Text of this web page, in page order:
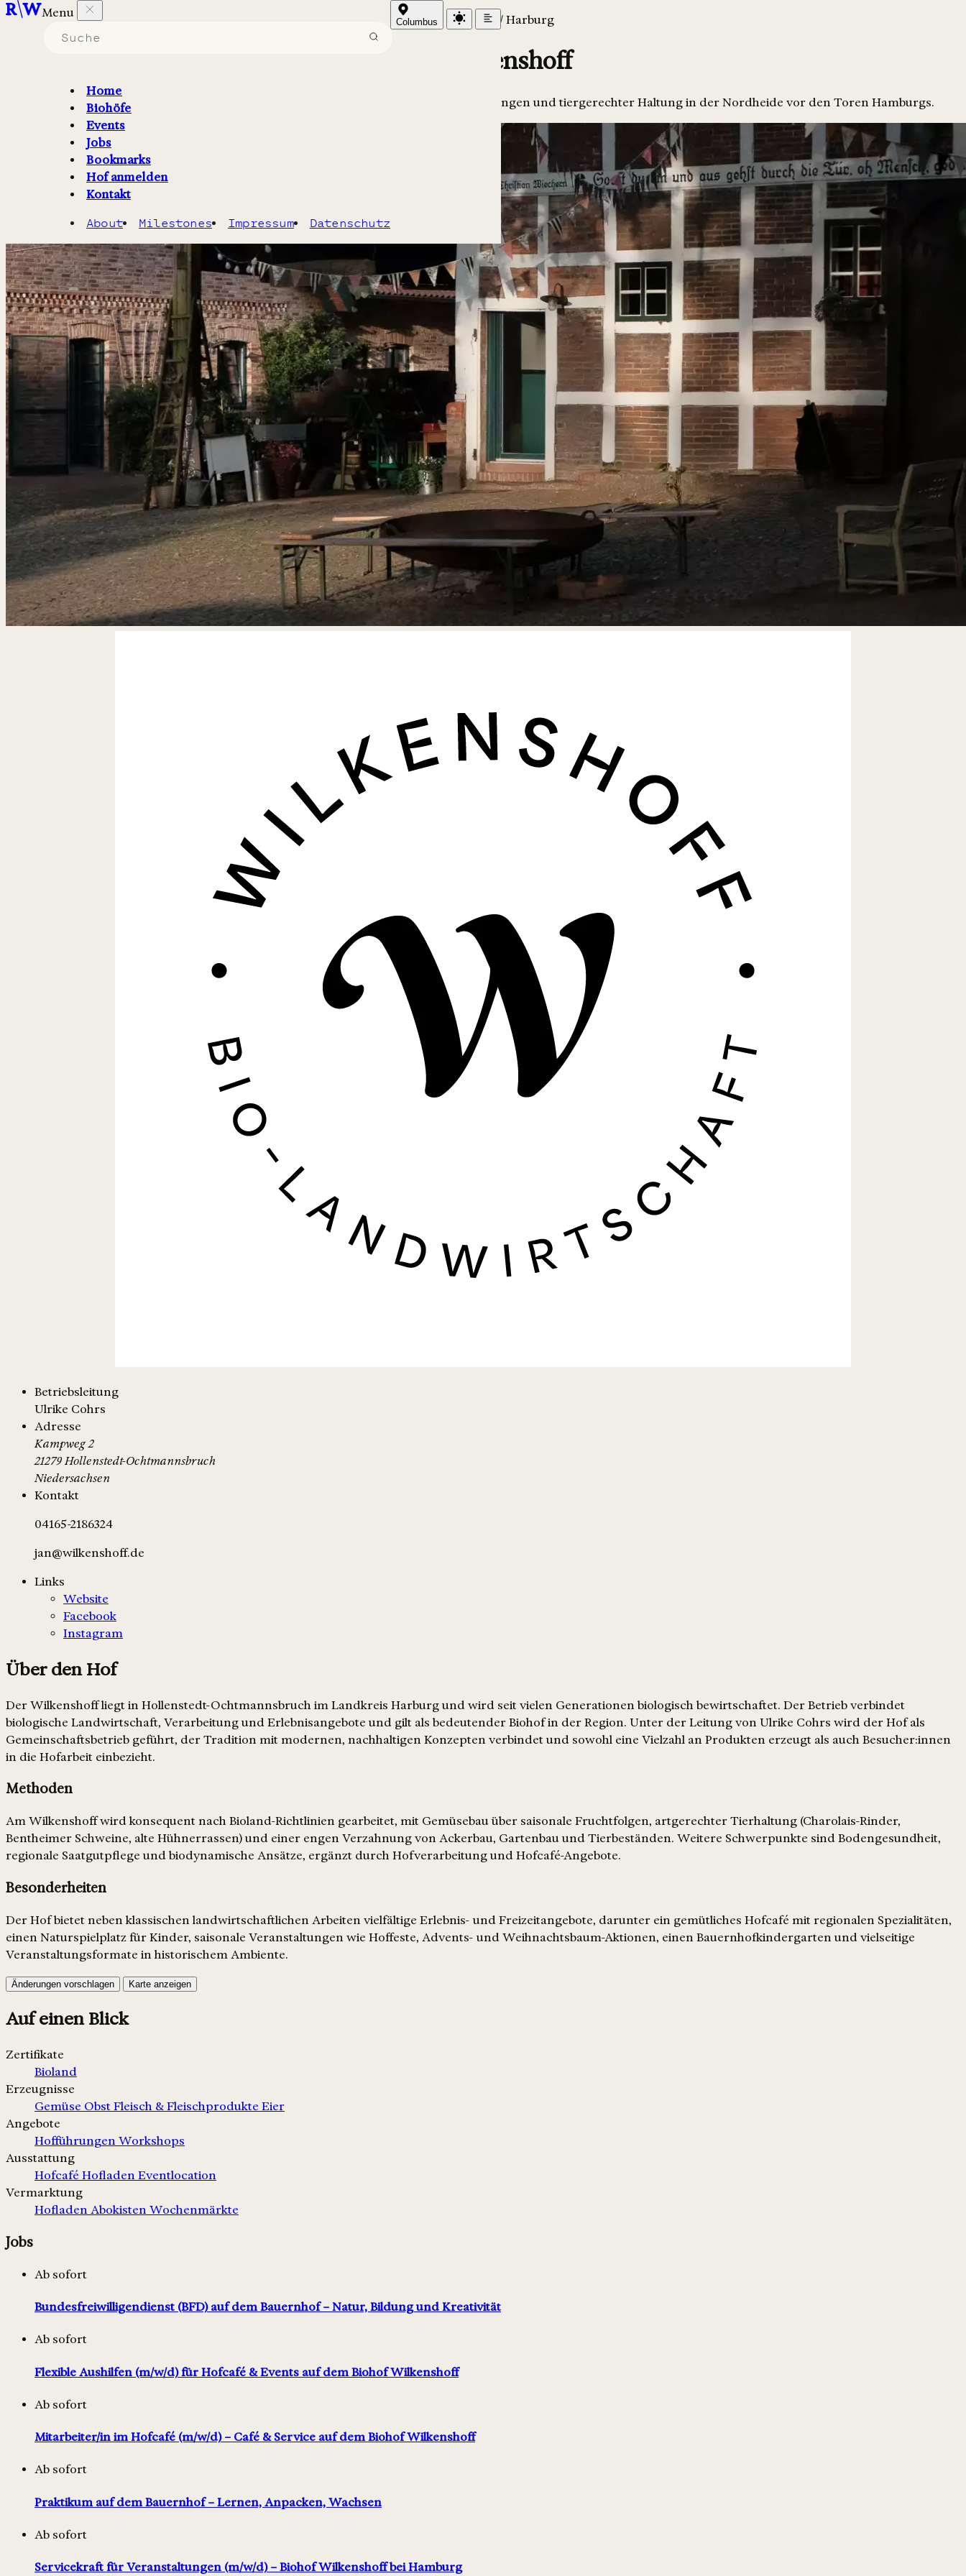
Menu
Home
Biohöfe
Events
Jobs
Bookmarks
Hof anmelden
Kontakt
About Milestones Impressum Datenschutz
Columbus
Niedersachsen / Harburg
Der Wilkenshoff
Bioland-Hof mit Gemüse-Abo, Hofladen, Hofcafé, abwechslungsreichen Veranstaltungen und tiergerechter Haltung in der Nordheide vor den Toren Hamburgs.
Betriebsleitung
Ulrike Cohrs
Adresse
Kampweg 2
21279 Hollenstedt-Ochtmannsbruch
Niedersachsen
Kontakt
04165-2186324
jan@wilkenshoff.de
Links
Website
Facebook
Instagram
Über den Hof
Der Wilkenshoff liegt in Hollenstedt-Ochtmannsbruch im Landkreis Harburg und wird seit vielen Generationen biologisch bewirtschaftet. Der Betrieb verbindet
biologische Landwirtschaft, Verarbeitung und Erlebnisangebote und gilt als bedeutender Biohof in der Region. Unter der Leitung von Ulrike Cohrs wird der Hof als
Gemeinschaftsbetrieb geführt, der Tradition mit modernen, nachhaltigen Konzepten verbindet und sowohl eine Vielzahl an Produkten erzeugt als auch Besucher:innen
in die Hofarbeit einbezieht.
Methoden
Am Wilkenshoff wird konsequent nach Bioland-Richtlinien gearbeitet, mit Gemüsebau über saisonale Fruchtfolgen, artgerechter Tierhaltung (Charolais-Rinder,
Bentheimer Schweine, alte Hühnerrassen) und einer engen Verzahnung von Ackerbau, Gartenbau und Tierbeständen. Weitere Schwerpunkte sind Bodengesundheit,
regionale Saatgutpflege und biodynamische Ansätze, ergänzt durch Hofverarbeitung und Hofcafé-Angebote.
Besonderheiten
Der Hof bietet neben klassischen landwirtschaftlichen Arbeiten vielfältige Erlebnis- und Freizeitangebote, darunter ein gemütliches Hofcafé mit regionalen Spezialitäten,
einen Naturspielplatz für Kinder, saisonale Veranstaltungen wie Hoffeste, Advents- und Weihnachtsbaum-Aktionen, einen Bauernhofkindergarten und vielseitige
Veranstaltungsformate in historischem Ambiente.
Änderungen vorschlagen Karte anzeigen
Auf einen Blick
Zertifikate
Bioland
Erzeugnisse
Gemüse Obst Fleisch & Fleischprodukte Eier
Angebote
Hofführungen Workshops
Ausstattung
Hofcafé Hofladen Eventlocation
Vermarktung
Hofladen Abokisten Wochenmärkte
Jobs
Ab sofort
Bundesfreiwilligendienst (BFD) auf dem Bauernhof – Natur, Bildung und Kreativität
Ab sofort
Flexible Aushilfen (m/w/d) für Hofcafé & Events auf dem Biohof Wilkenshoff
Ab sofort
Mitarbeiter/in im Hofcafé (m/w/d) – Café & Service auf dem Biohof Wilkenshoff
Ab sofort
Praktikum auf dem Bauernhof – Lernen, Anpacken, Wachsen
Ab sofort
Servicekraft für Veranstaltungen (m/w/d) – Biohof Wilkenshoff bei Hamburg